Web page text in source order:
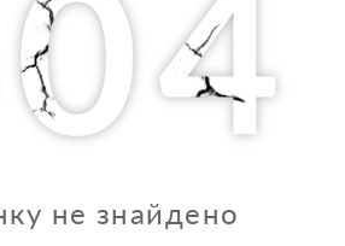
не знайдено